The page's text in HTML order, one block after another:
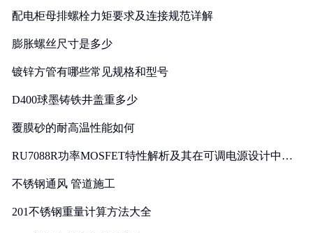
配电柜母排螺栓力矩要求及连接规范详解
膨胀螺丝尺寸是多少
镀锌方管有哪些常见规格和型号
D400球墨铸铁井盖重多少
覆膜砂的耐高温性能如何
RU7088R功率MOSFET特性解析及其在可调电源设计中的
不锈钢通风 管道施工
201不锈钢重量计算方法大全